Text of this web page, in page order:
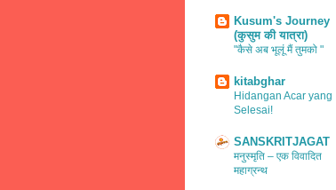
Kusum's Journey
(कुसुम की यात्रा)
"कैसे अब भूलूं मैं तुमको "
kitabghar
Hidangan Acar yang
Selesai!
SANSKRITJAGAT
मनुस्मृति – एक विवादित
महाग्रन्थ